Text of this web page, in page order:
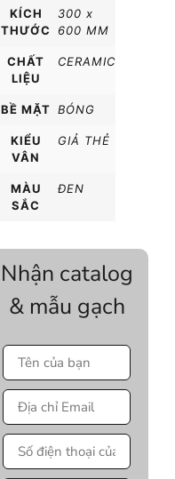
KÍCH
THƯỚC
300 x
600 MM
CHẤT
LIỆU
CERAMIC
BỀ MẶT BÓNG
KIỂU
VÂN
GIẢ THẺ
MÀU
SẮC
ĐEN
Nhận catalog
& mẫu gạch